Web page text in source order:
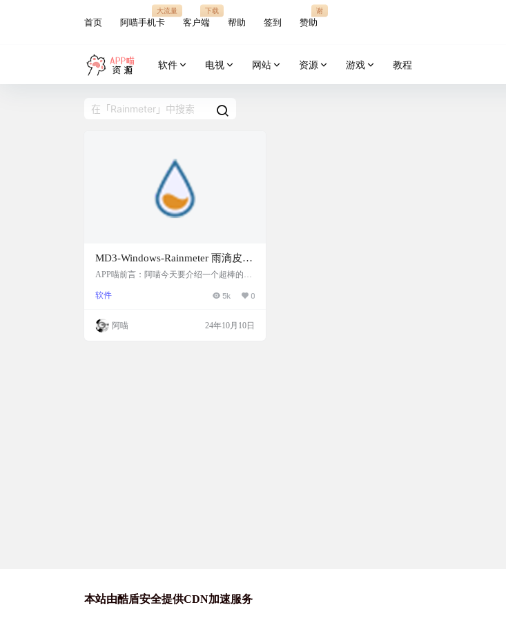
首页 阿喵手机卡
大流量
客户端
下载
帮助 签到 赞助
谢
软件 电视 网站 资源 游戏 教程
MD3-Windows-Rainmeter 雨滴皮
肤：将 Material You 设计带到
颜色，让你的桌面焕然一新
APP喵前言：阿喵今天要介绍一个超棒的Rai
Windows桌面带来全新的Material You设计风
择亮暗模式的功能。基础版提供了时钟、日
期、天气、音乐、电池和文件夹等实用工
软件 5k 0
阿喵 24年10月10日
本站由酷盾安全提供CDN加速服务